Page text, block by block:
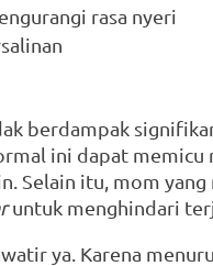
rasa nyeri
berdampak
ini dapat memicu
Selain itu, mom
untuk menghindari
ya. Karena